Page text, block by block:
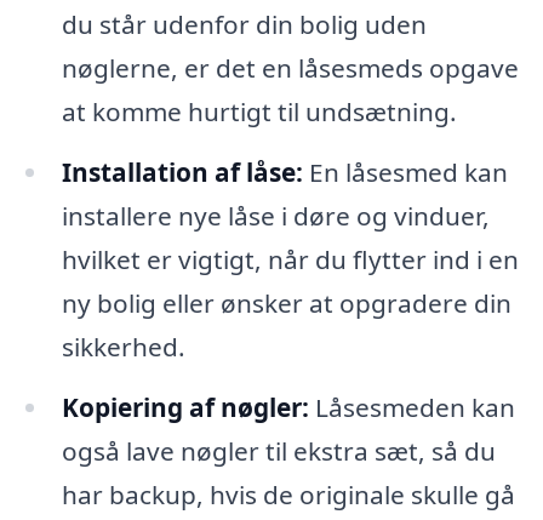
du står udenfor din bolig uden
nøglerne, er det en låsesmeds opgave
at komme hurtigt til undsætning.
Installation af låse: En låsesmed kan
installere nye låse i døre og vinduer,
hvilket er vigtigt, når du flytter ind i en
ny bolig eller ønsker at opgradere din
sikkerhed.
Kopiering af nøgler: Låsesmeden kan
også lave nøgler til ekstra sæt, så du
har backup, hvis de originale skulle gå